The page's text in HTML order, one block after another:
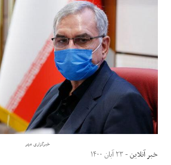
حوادث
علوم و فن آوری
خبرگزاری مهر
خبر آنلاین- ۲۳ آبان ۱۴۰۰